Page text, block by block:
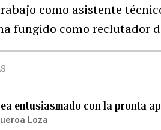
como asistente
fungido como reclutador
entusiasmado con la pronta
Loza